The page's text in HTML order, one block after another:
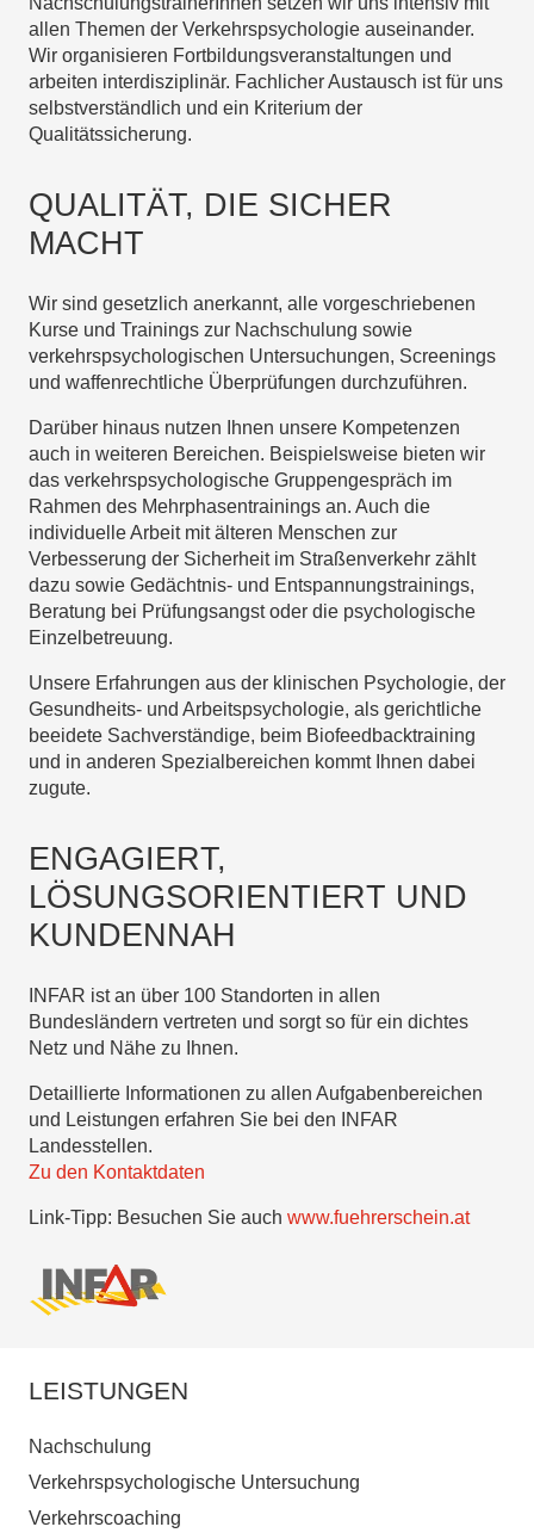
allen Themen der Verkehrspsychologie auseinander.
Wir organisieren Fortbildungsveranstaltungen und
arbeiten interdisziplinär. Fachlicher Austausch ist für uns
selbstverständlich und ein Kriterium der
Qualitätssicherung.
QUALITÄT, DIE SICHER
MACHT
Wir sind gesetzlich anerkannt, alle vorgeschriebenen
Kurse und Trainings zur Nachschulung sowie
verkehrspsychologischen Untersuchungen, Screenings
und waffenrechtliche Überprüfungen durchzuführen.
Darüber hinaus nutzen Ihnen unsere Kompetenzen
auch in weiteren Bereichen. Beispielsweise bieten wir
das verkehrspsychologische Gruppengespräch im
Rahmen des Mehrphasentrainings an. Auch die
individuelle Arbeit mit älteren Menschen zur
Verbesserung der Sicherheit im Straßenverkehr zählt
dazu sowie Gedächtnis- und Entspannungstrainings,
Beratung bei Prüfungsangst oder die psychologische
Einzelbetreuung.
Unsere Erfahrungen aus der klinischen Psychologie, der
Gesundheits- und Arbeitspsychologie, als gerichtliche
beeidete Sachverständige, beim Biofeedbacktraining
und in anderen Spezialbereichen kommt Ihnen dabei
zugute.
ENGAGIERT,
LÖSUNGSORIENTIERT UND
KUNDENNAH
INFAR ist an über 100 Standorten in allen
Bundesländern vertreten und sorgt so für ein dichtes
Netz und Nähe zu Ihnen.
Detaillierte Informationen zu allen Aufgabenbereichen
und Leistungen erfahren Sie bei den INFAR
Landesstellen.
Zu den Kontaktdaten
Link-Tipp: Besuchen Sie auch www.fuehrerschein.at
LEISTUNGEN
Nachschulung
Verkehrspsychologische Untersuchung
Verkehrscoaching